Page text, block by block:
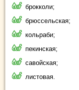
брокколи;
брюссельская;
кольраби;
пекинская;
савойская;
листовая.